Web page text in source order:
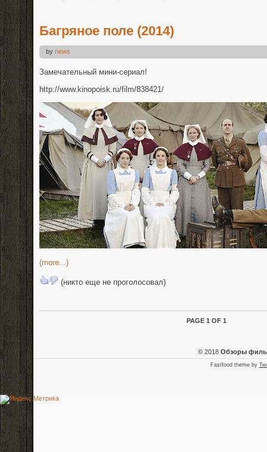
Багряное поле (2014)
by news
Замечательный мини-сериал!
http://www.kinopoisk.ru/film/838421/
(more...)
(никто еще не проголосовал)
PAGE 1 OF 1
© 2018 Обзоры
Fastfood theme by